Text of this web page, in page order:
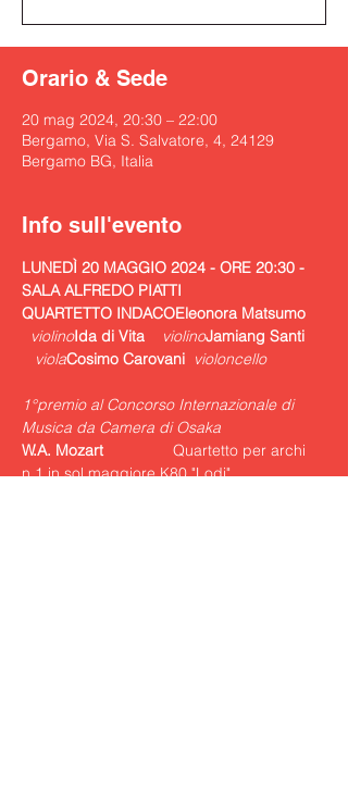
Orario & Sede
20 mag 2024, 20:30 – 22:00
Bergamo, Via S. Salvatore, 4, 24129
Bergamo BG, Italia
Info sull'evento
LUNEDÌ 20 MAGGIO 2024 - ORE 20:30 -
SALA ALFREDO PIATTI
QUARTETTO INDACOEleonora Matsumo
violinoIda di Vita violinoJamiang Santi
violaCosimo Carovani violoncello
1°premio al Concorso Internazionale di
Musica da Camera di Osaka
W.A. Mozart
Quartetto per archi